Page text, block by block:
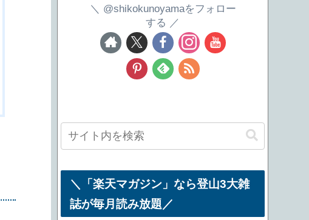
@shikokunoyamaをフォロー
する
＼「楽天マガジン」なら登山3大雑
誌が毎月読み放題／